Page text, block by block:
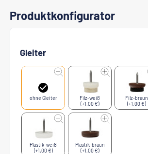
Produktkonfigurator
Gleiter
ohne Gleiter
Filz-weiß
(+1,00 €)
Filz-braun
(+1,00 €)
Plastik-weiß
(+1,00 €)
Plastik-braun
(+1,00 €)